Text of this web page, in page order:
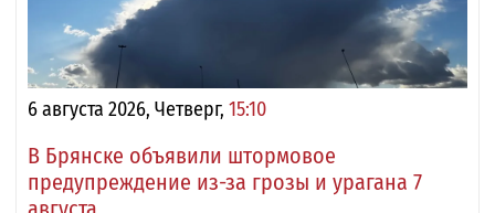
6 августа 2026, Четверг, 15:10
В Брянске объявили штормовое
предупреждение из-за грозы и урагана 7